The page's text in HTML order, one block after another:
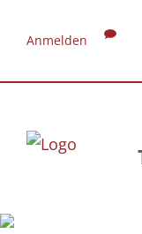
Anmelden